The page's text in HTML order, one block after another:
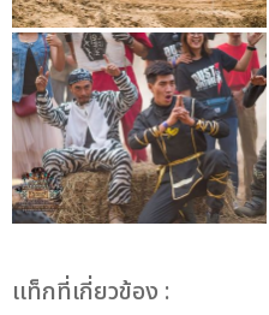
เเท็กที่เกี่ยวข้อง :